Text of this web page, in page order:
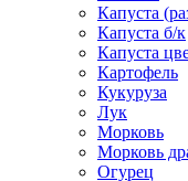
Капуста
Капуста б/к
Капуста
Картофель
Кукуруза
Лук
Морковь
Морковь
Огурец